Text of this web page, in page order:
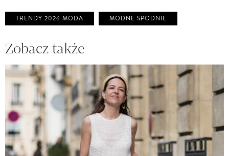
TRENDY 2026 MODA MODNE SPODNIE
Zobacz także